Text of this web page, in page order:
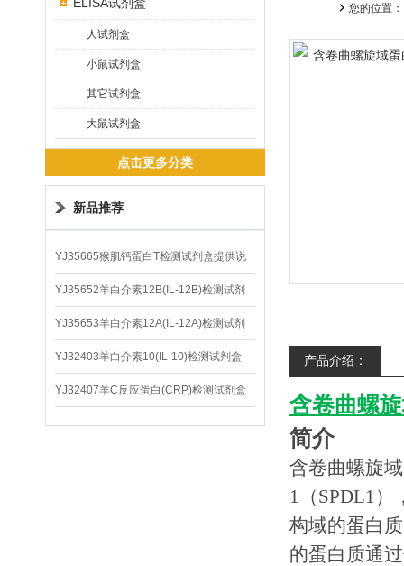
人试剂盒
小鼠试剂盒
其它试剂盒
大鼠试剂盒
点击更多分类
新品推荐
YJ35665猴肌钙蛋白T检测试剂盒提供说
明书
YJ35652羊白介素12B(IL-12B)检测试剂
盒
YJ35653羊白介素12A(IL-12A)检测试剂
盒
YJ32403羊白介素10(IL-10)检测试剂盒
YJ32407羊C反应蛋白(CRP)检测试剂盒
您的位置：
产品介绍：
含卷曲螺
简介
含卷曲螺旋
1（SPDL1
构域的蛋白
的蛋白质通